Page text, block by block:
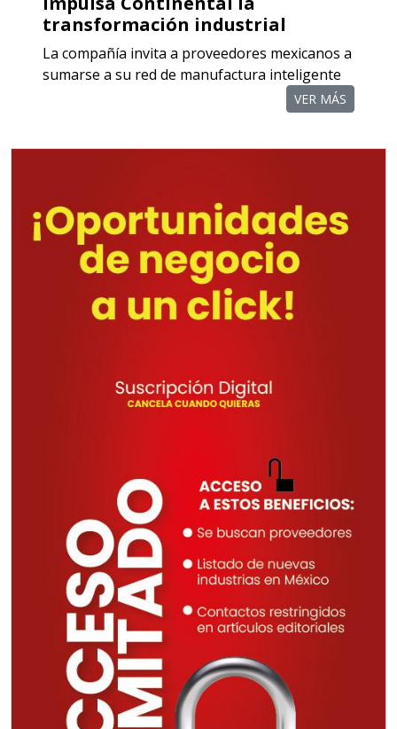
Empresa en Querétaro
Requiere:
COMPONENTES PARA
Especificaciones:
crédito acordes a las políticas del
grupo, contar con instalaciones
cercanas a la región y otorgar
referencias comerciales.
Aplicar al Requerimiento
Empresa en Querétaro
Requisitos: Otorgar condiciones de
crédito acordes a las políticas del
grupo, contar con instalaciones
cercanas a la región y otorgar
referencias comerciales.
Aplicar al Requerimiento
Empresa en Querétaro
Requiere:
transformación industrial
La compañía invita a proveedores mexicanos a
sumarse a su red de manufactura inteligente
VER MÁS